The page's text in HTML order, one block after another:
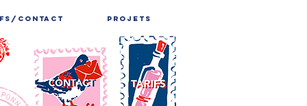
CONTACT PROJETS